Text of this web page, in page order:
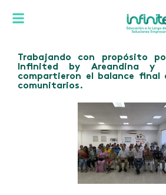
Trabajando con propósito
Infinited by Areandina y
compartieron el balance final
comunitarios.